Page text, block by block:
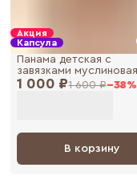
Акция
Капсула
1 000 ₽1 600 ₽−38%
Панама детская с
завязками муслиновая
летняя, панамка для
В корзину